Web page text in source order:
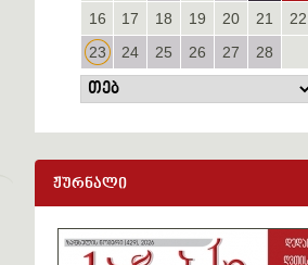
16
17 18 19 20 21
22
23
24 25 26 27 28
ჟურნალი